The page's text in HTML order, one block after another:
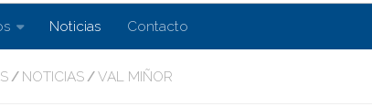
Noticias Contacto
/ NOTICIAS /VAL MIÑOR